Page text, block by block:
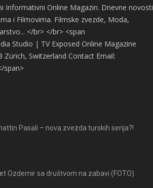
Informativni Online Magazin. Dnevne novosti
i Filmovima. Filmske zvezde, Moda,
</br> </br> <span
Studio | TV Exposed Online Magazine
Zürich, Switzerland Contact Email:
span>
Pasali – nova zvezda turskih serija?!
Ozdemir sa društvom na zabavi (FOTO)